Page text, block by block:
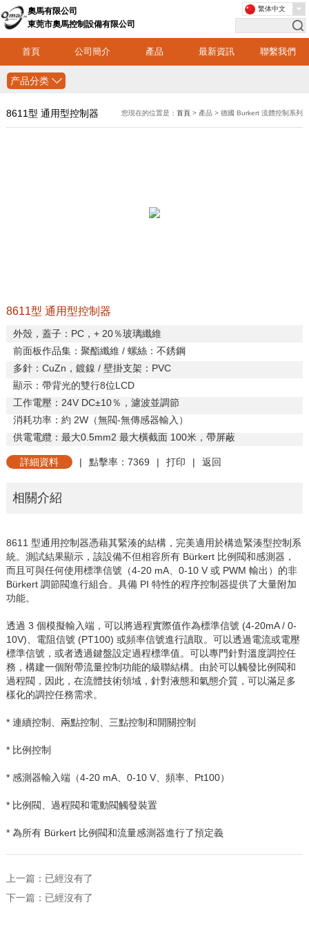
奧馬有限公司
東莞市奧馬控制設備有限公司
首頁 公司簡介 產品 最新資訊 聯繫我們
繁体中文
产品分类
8611型 通用型控制器 您現在的位置是：首頁 > 產品 > 德國 Burkert 流體控制系列
8611型 通用型控制器
外殼，蓋子： PC， + 20％玻璃纖維
前面板作品集：聚酯纖維/ 螺絲：不銹鋼
多針： CuZn ，鍍鎳 / 壁掛支架： PVC
顯示：帶背光的雙行8位LCD
工作電壓： 24V DC±10％，濾波並調節
消耗功率：約 2W（無閥-無傳感器輸入）
供電電纜：最大0.5mm2 最大橫截面100米，帶屏蔽
詳細資料 | 點擊率：7369 | 打印 | 返回
相關介紹
8611 型通用控制器憑藉其緊湊的結構，完美適用於構造緊湊型控制系
統。測試結果顯示，該設備不但相容所有Bürkert 比例閥和感測器，
而且可與任何使用標準信號（4-20 mA、 0-10 V 或PWM 輸出）的非
Bürkert 調節閥進行組合。具備PI 特性的程序控制器提供了大量附加
功能。
透過 3 個模擬輸入端，可以將過程實際值作為標準信號 (4-20mA / 0-
10V) 、電阻信號 (PT100) 或頻率信號進行讀取。可以透過電流或電壓
標準信號，或者透過鍵盤設定過程標準值。可以專門針對溫度調控任
務，構建一個附帶流量控制功能的級聯結構。由於可以觸發比例閥和
過程閥，因此，在流體技術領域，針對液態和氣態介質，可以滿足多
樣化的調控任務需求。
* 連續控制、兩點控制、三點控制和開關控制
* 比例控制
* 感測器輸入端（4-20 mA、 0-10 V、頻率、 Pt100）
* 比例閥、過程閥和電動閥觸發裝置
* 為所有Bürkert 比例閥和流量感測器進行了預定義
上一篇：已經沒有了
下一篇：已經沒有了